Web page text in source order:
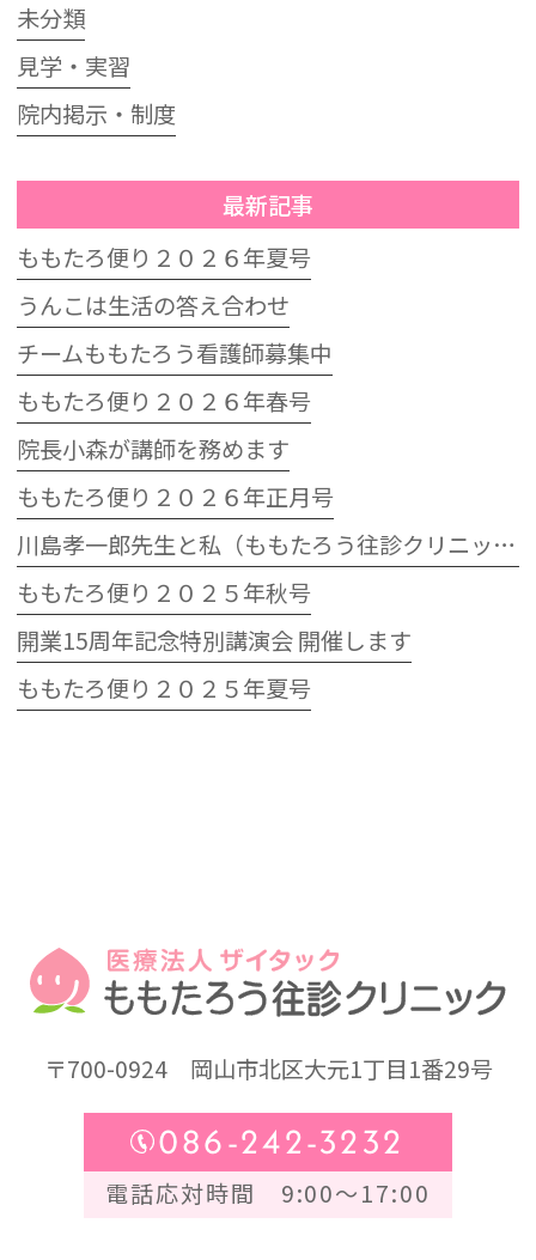
未分類
見学・実習
院内掲示・制度
最新記事
ももたろ便り２０２６年夏号
うんこは生活の答え合わせ
チームももたろう看護師募集中
ももたろ便り２０２６年春号
院長小森が講師を務めます
ももたろ便り２０２６年正月号
川島孝一郎先生と私（ももたろう往診クリニック開院15周年記念特別講演会）
ももたろ便り２０２５年秋号
開業15周年記念特別講演会 開催します
ももたろ便り２０２５年夏号
〒700-0924岡山市北区大元1丁目1番29号
086-242-3232
電話応対時間 9:00～17:00